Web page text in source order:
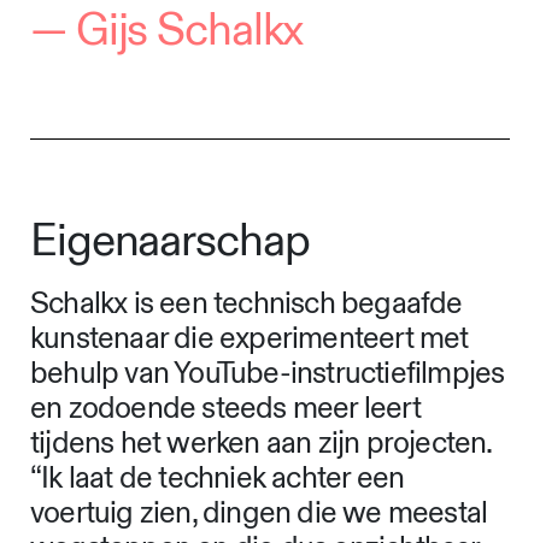
— Gijs Schalkx
Eigenaarschap
Schalkx is een technisch begaafde
kunstenaar die experimenteert met
behulp van YouTube-instructiefilmpjes
en zodoende steeds meer leert
tijdens het werken aan zijn projecten.
“Ik laat de techniek achter een
voertuig zien, dingen die we meestal